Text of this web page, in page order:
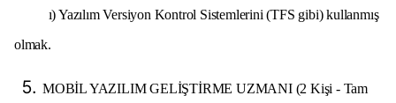
ı) Yazılım Versiyon Kontrol Sistemlerini (TFS gibi) kullanmış
olmak.
MOBİL YAZILIM GELİŞTİRME UZMANI (2 Kişi - Tam